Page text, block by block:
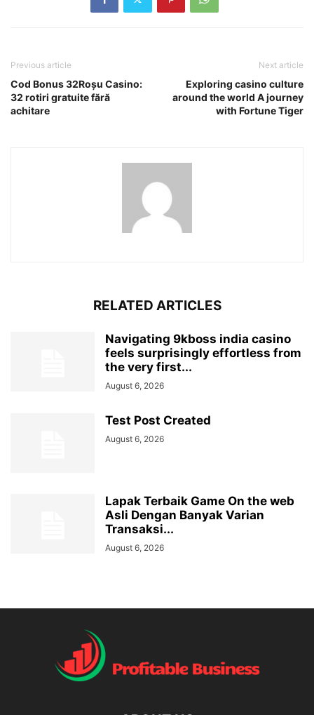
Previous article
Cod Bonus 32Roșu Casino:
32 rotiri gratuite fără
achitare
Next article
Exploring casino culture
around the world A journey
with Fortune Tiger
RELATED ARTICLES
Navigating 9kboss india casino
feels surprisingly effortless from
the very first...
August 6, 2026
Test Post Created
August 6, 2026
Lapak Terbaik Game On the web
Asli Dengan Banyak Varian
Transaksi...
August 6, 2026